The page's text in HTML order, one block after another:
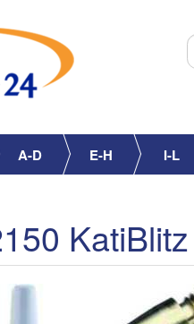
A-D E-H I-L